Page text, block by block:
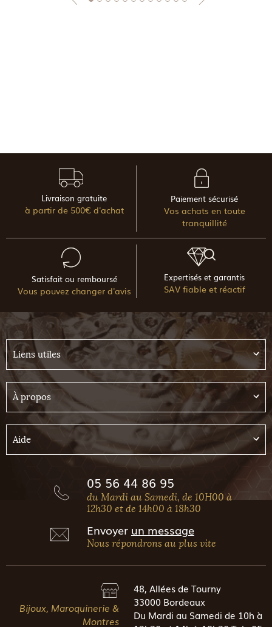
Livraison gratuite
à partir de 500€ d'achat
Paiement sécurisé
Vos achats en toute
tranquillité
Satisfait ou remboursé
Vous pouvez changer d'avis
Expertisés et garantis
SAV fiable et réactif
Liens utiles
À propos
Aide
05 56 44 86 95
du Mardi au Samedi, de 10H00 à
12h30 et de 14h00 à 18h30
Envoyer un message
Nous répondrons au plus vite
Bijoux, Maroquinerie &
Montres
48, Allées de Tourny
33000 Bordeaux
Du Mardi au Samedi de 10h à